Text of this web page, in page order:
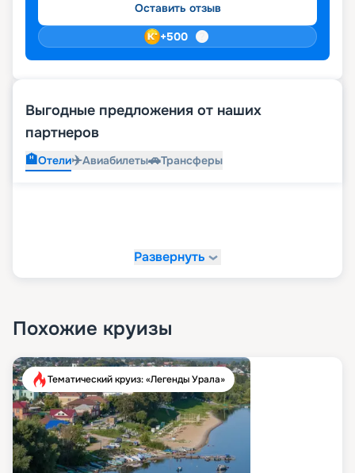
Оставить отзыв
+500
Выгодные предложения от наших
партнеров
🏨Отели✈️Авиабилеты🚗Трансферы
Развернуть
Похожие круизы
Тематический круиз: «Легенды Урала»